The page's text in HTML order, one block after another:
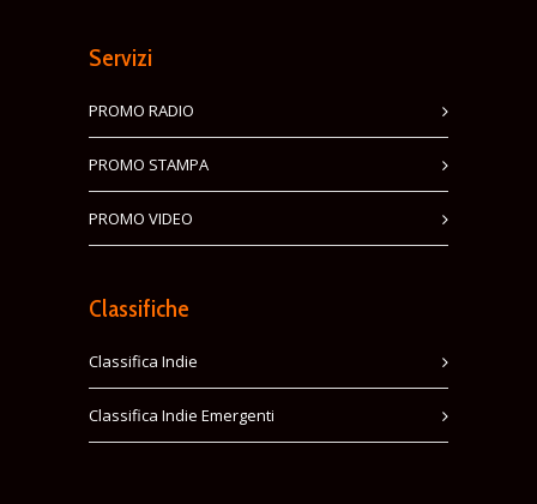
Servizi
PROMO RADIO
PROMO STAMPA
PROMO VIDEO
Classifiche
Classifica Indie
Classifica Indie Emergenti